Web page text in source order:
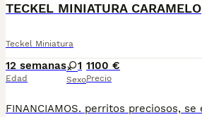
TECKEL MINIATURA CARAMELO
Teckel Miniatura
12 semanas
Edad
1
Sexo
1100 €
Precio